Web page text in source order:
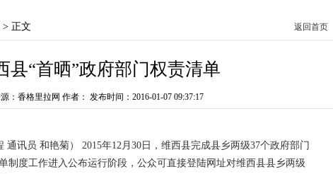
> 正文 返回首页
县“首晒”政府部门权责清单
：香格里拉网 作者： 发布时间：2016-01-07 09:37:17
通讯员 和艳菊）
2015年12月30日，维西县完成县乡两级37个政府部门
制度工作进入公布运行阶段，公众可直接登陆网址对维西县县乡两级